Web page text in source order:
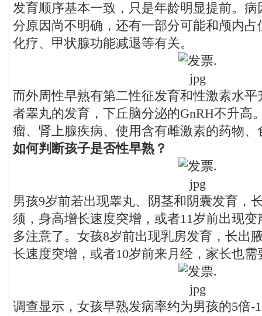
发育顺序基本一致，只是年龄明显提前。
分原因尚不明确，还有一部分可能和颅内
化疗、甲状腺功能减退等有关。
而外周性早熟有第二性征发育和性激素水
者睾丸的发育，下丘脑分泌的GnRH不升高
瘤、肾上腺疾病、使用含有雌激素的药物
如何判断孩子是否性早熟？
男孩9岁前若出现睾丸、阴茎和阴囊发育，
须，身高增长速度突增，或者11岁前出现
多注意了。女孩8岁前出现乳房发育，长出
长速度突增，或者10岁前来月经，家长也需
调查显示，女孩早熟发病率约为男孩的5倍-